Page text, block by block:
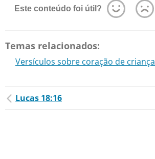
Este conteúdo foi útil?
Temas relacionados:
Versículos sobre coração de criança
Lucas 18:16